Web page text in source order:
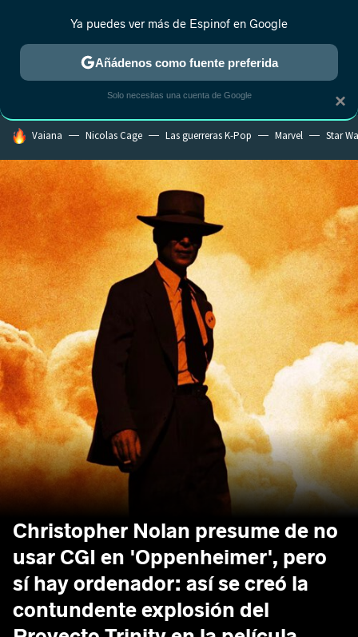
ESTRENOS REALITY ANIME RANKINGS CINE
HOY SE HABLA DE
Vaiana Nicolas Cage Las guerreras K-Pop Marvel Star
Christopher Nolan presume de no
usar CGI en 'Oppenheimer', pero
sí hay ordenador: así se creó la
contundente explosión del
×
Ya puedes ver más de Espinof en Google
Añádenos como fuente preferida
Solo necesitas una cuenta de Google